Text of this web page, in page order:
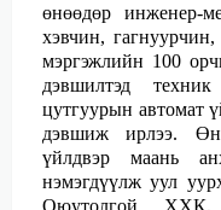
өнөөдөр инженер-
хэвчин,
мэргэжлийн 100
дэвшилтэд
цутгуурын автомат
дэвшиж ирлээ.
үйлдвэр маань
нэмэгдүүлж уул
Оюутолгой ХХК,